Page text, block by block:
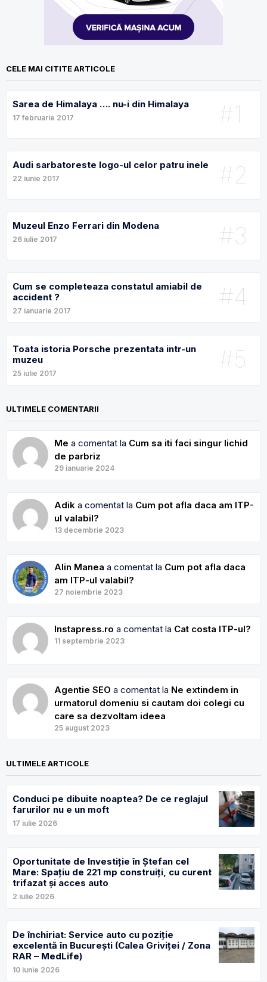
CELE MAI CITITE ARTICOLE
#1
Sarea de Himalaya …. nu-i din Himalaya
17 februarie 2017
#2
Audi sarbatoreste logo-ul celor patru inele
22 iunie 2017
#3
Muzeul Enzo Ferrari din Modena
26 iulie 2017
#4
Cum se completeaza constatul amiabil de
accident ?
27 ianuarie 2017
#5
Toata istoria Porsche prezentata intr-un
muzeu
25 iulie 2017
ULTIMELE COMENTARII
Me a comentat la Cum sa iti faci singur lichid
de parbriz
29 ianuarie 2024
Adik a comentat la Cum pot afla daca am ITP-
ul valabil?
13 decembrie 2023
Alin Manea a comentat la Cum pot afla daca
am ITP-ul valabil?
27 noiembrie 2023
Instapress.ro a comentat la Cat costa ITP-ul?
11 septembrie 2023
Agentie SEO a comentat la Ne extindem in
urmatorul domeniu si cautam doi colegi cu
care sa dezvoltam ideea
25 august 2023
ULTIMELE ARTICOLE
Conduci pe dibuite noaptea? De ce reglajul
farurilor nu e un moft
17 iulie 2026
Oportunitate de Investiție în Ștefan cel
Mare: Spațiu de 221 mp construiți, cu curent
trifazat și acces auto
2 iulie 2026
De închiriat: Service auto cu poziție
excelentă în București (Calea Griviței / Zona
RAR – MedLife)
10 iunie 2026